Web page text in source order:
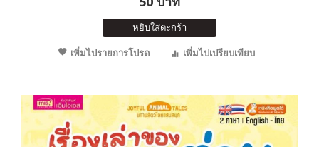
หยิบใส่ตะกร้า
เพิ่มไปรายการโปรด
เพิ่มไปเปรียบเทียบ